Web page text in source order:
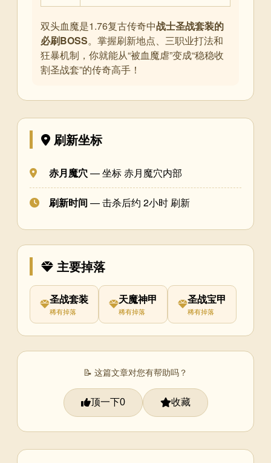
双头血魔是1.76复古传奇中战士圣战套装的
必刷BOSS。掌握刷新地点、三职业打法和
狂暴机制，你就能从“被血魔虐”变成“稳稳收
割圣战套”的传奇高手！
刷新坐标
赤月魔穴— 坐标 赤月魔穴内部
刷新时间— 击杀后约 2小时 刷新
主要掉落
圣战套装
稀有掉落
天魔神甲
稀有掉落
圣战宝甲
稀有掉落
📝 这篇文章对您有帮助吗？
顶一下0 收藏